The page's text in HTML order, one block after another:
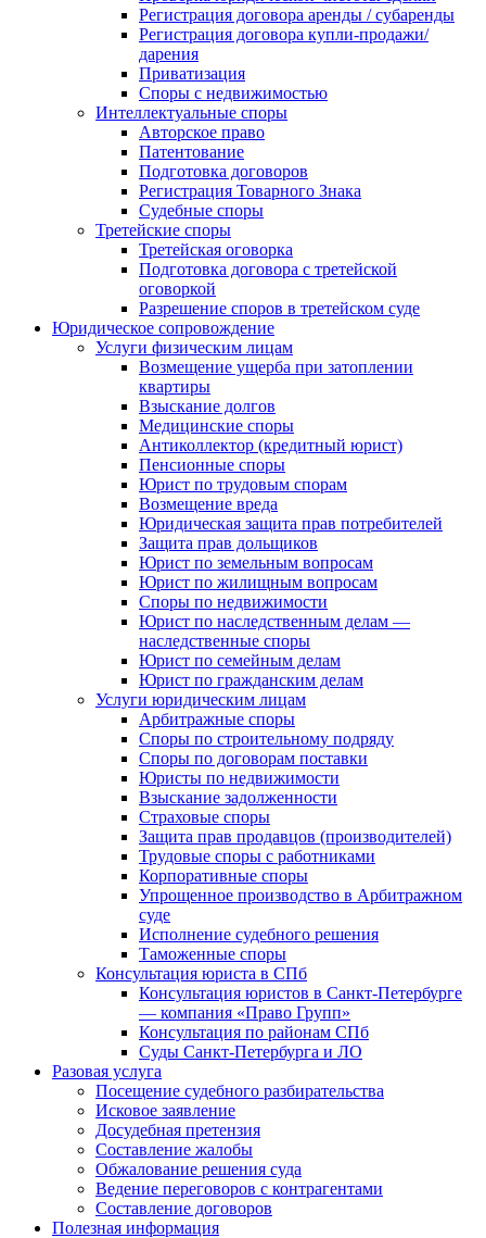
Регистрация договора аренды / субаренды
Регистрация договора купли-продажи/
дарения
Приватизация
Cпоры с недвижимостью
Интеллектуальные споры
Авторское право
Патентование
Подготовка договоров
Регистрация Товарного Знака
Судебные споры
Третейские споры
Третейская оговорка
Подготовка договора с третейской
оговоркой
Разрешение споров в третейском суде
Юридическое сопровождение
Услуги физическим лицам
Возмещение ущерба при затоплении
квартиры
Взыскание долгов
Медицинские споры
Антиколлектор (кредитный юрист)
Пенсионные споры
Юрист по трудовым спорам
Возмещение вреда
Юридическая защита прав потребителей
Защита прав дольщиков
Юрист по земельным вопросам
Юрист по жилищным вопросам
Споры по недвижимости
Юрист по наследственным делам —
наследственные споры
Юрист по семейным делам
Юрист по гражданским делам
Услуги юридическим лицам
Арбитражные споры
Споры по строительному подряду
Споры по договорам поставки
Юристы по недвижимости
Взыскание задолженности
Страховые споры
Защита прав продавцов (производителей)
Трудовые споры с работниками
Корпоративные споры
Упрощенное производство в Арбитражном
суде
Исполнение судебного решения
Таможенные споры
Консультация юриста в СПб
Консультация юристов в Санкт-Петербурге
— компания «Право Групп»
Консультация по районам СПб
Суды Санкт-Петербурга и ЛО
Разовая услуга
Посещение судебного разбирательства
Исковое заявление
Досудебная претензия
Составление жалобы
Обжалование решения суда
Ведение переговоров с контрагентами
Составление договоров
Полезная информация